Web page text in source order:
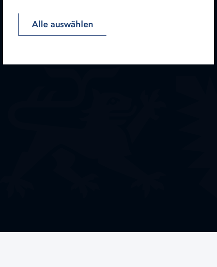
Alle auswählen